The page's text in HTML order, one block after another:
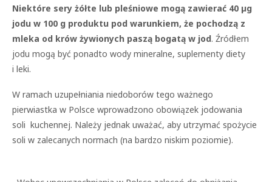
Niektóre sery żółte lub pleśniowe mogą zawierać 40 µg
jodu w 100 g produktu pod warunkiem, że pochodzą z
mleka od krów żywionych paszą bogatą w jod. Źródłem
jodu mogą być ponadto wody mineralne, suplementy diety
i leki.
W ramach uzupełniania niedoborów tego ważnego
pierwiastka w Polsce wprowadzono obowiązek jodowania
soli kuchennej. Należy jednak uważać, aby utrzymać spożycie
soli w zalecanych normach (na bardzo niskim poziomie).